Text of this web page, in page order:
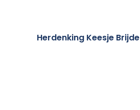
Herdenking Keesje Brijde